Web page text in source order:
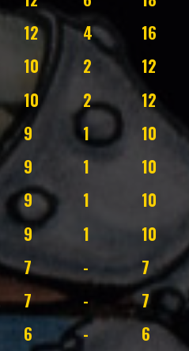
12 4
16
10 2
12
10 2
12
9 1
10
9 1
10
9 1
10
9 1
10
7 -
7
7 -
7
6 -
6